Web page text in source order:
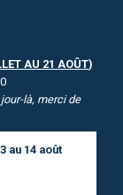
AU 21 AOÛT)
là, merci de
au 14 août